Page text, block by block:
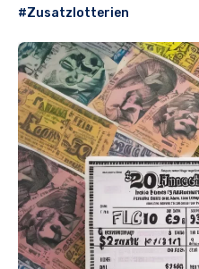
#Zusatzlotterien